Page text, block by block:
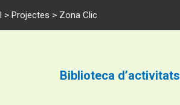
> Projectes > Zona Clic
Biblioteca d’activitats